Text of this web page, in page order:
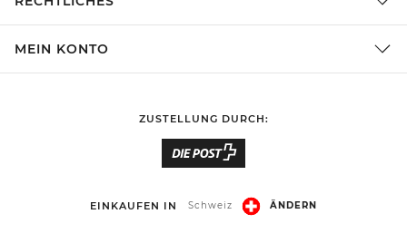
MEIN KONTO
ZUSTELLUNG DURCH:
EINKAUFEN IN Schweiz ÄNDERN